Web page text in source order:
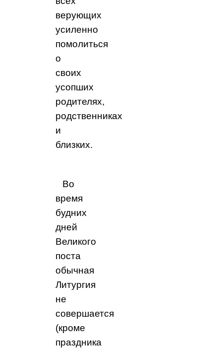
верующих
усиленно
помолиться
о
своих
усопших
родителях,
родственниках
и
близких.
Во
время
будних
дней
Великого
поста
обычная
Литургия
не
совершается
(кроме
праздника